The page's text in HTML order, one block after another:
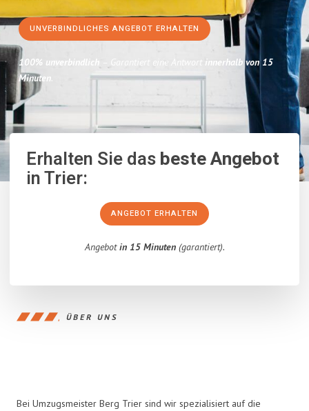
UNVERBINDLICHES ANGEBOT ERHALTEN
100% unverbindlich – Garantiert eine Antwort innerhalb von 15
Minuten.
Erhalten Sie dasbeste Angebot
in Trier:
ANGEBOT ERHALTEN
Angebotin 15 Minuten(garantiert).
ÜBER UNS
Bei Umzugsmeister Berg Trier sind wir spezialisiert auf die